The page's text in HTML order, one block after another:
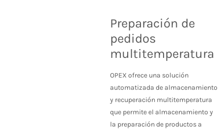
Preparación de
pedidos
multitemperatura
OPEX ofrece una solución
automatizada de almacenamiento
y recuperación multitemperatura
que permite el almacenamiento y
la preparación de productos a